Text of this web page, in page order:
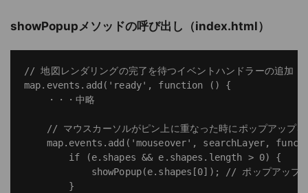
showPopupメソッドの呼び出し（index.html）
// 地図レンダリングの完了を待つイベントハンドラーの追加
map.events.add('ready', function () {
    ・・・中略
// マウスカーソルがピン上に重なった時にポップアップ
map.events.add('mouseover', searchLayer,
        if (e.shapes && e.shapes.length > 0) {
showPopup(e.shapes[0]); // ポップアップ
        }